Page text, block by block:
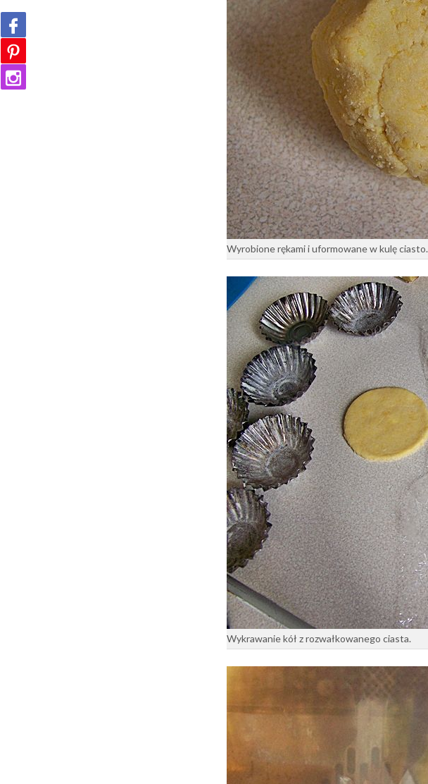
Wyrobione rękami i uformowane w kulę ciasto.
Wykrawanie kół z rozwałkowanego ciasta.